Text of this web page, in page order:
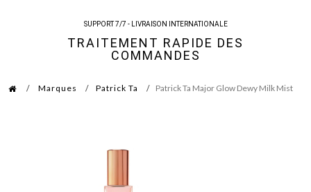
SUPPORT 7/7 - LIVRAISON INTERNATIONALE
TRAITEMENT RAPIDE DES
COMMANDES
Marques Patrick Ta Patrick Ta Major Glow Dewy Milk Mist